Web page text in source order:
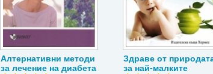
Алтернативни методи
за лечение на диабета
Здраве от
за най-малките